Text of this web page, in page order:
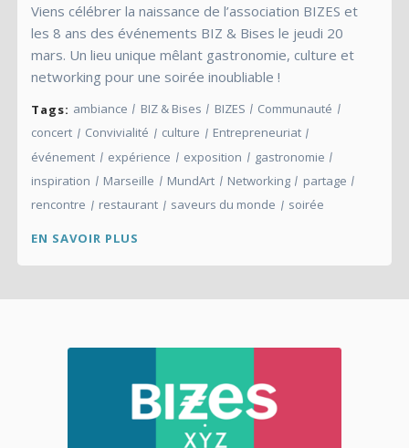
Viens célébrer la naissance de l’association BIZES et
les 8 ans des événements BIZ & Bises le jeudi 20
mars. Un lieu unique mêlant gastronomie, culture et
networking pour une soirée inoubliable !
Tags: ambiance BIZ & Bises BIZES
Communauté
concert
Convivialité culture
Entrepreneuriat
événement
expérience exposition
gastronomie
inspiration
Marseille MundArt Networking
partage
rencontre
restaurant saveurs du monde soirée
EN SAVOIR PLUS